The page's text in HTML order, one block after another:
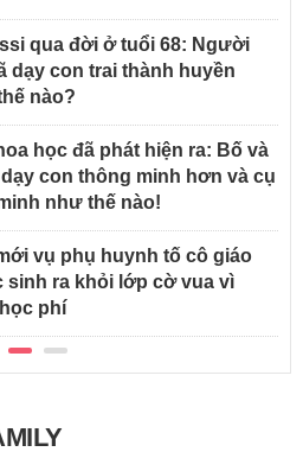
qua đời ở tuổi 68: Người
dạy con trai thành huyền
nào?
học đã phát hiện ra: Bố và
con thông minh hơn và cụ
như thế nào!
vụ phụ huynh tố cô giáo
sinh ra khỏi lớp cờ vua vì
phí